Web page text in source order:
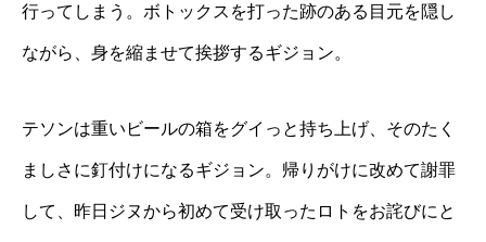
行ってしまう。ボトックスを打った跡のある目元を隠し
ながら、身を縮ませて挨拶するギジョン。
テソンは重いビールの箱をグイっと持ち上げ、そのたく
ましさに釘付けになるギジョン。帰りがけに改めて謝罪
して、昨日ジヌから初めて受け取ったロトをお詫びにと